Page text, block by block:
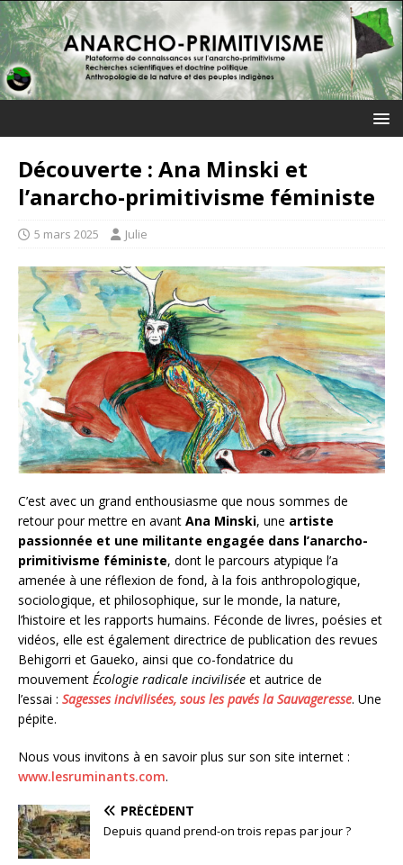
Découverte : Ana Minski et
l’anarcho-primitivisme féministe
5 mars 2025 Julie
C’est avec un grand enthousiasme que nous sommes de
retour pour mettre en avant Ana Minski, une artiste
passionnée et une militante engagée dans l’anarcho-
primitivisme féministe, dont le parcours atypique l’a
amenée à une réflexion de fond, à la fois anthropologique,
sociologique, et philosophique, sur le monde, la nature,
l’histoire et les rapports humains. Féconde de livres, poésies et
vidéos, elle est également directrice de publication des revues
Behigorri et Gaueko, ainsi que co-fondatrice du
mouvement Écologie radicale incivilisée et autrice de
l’essai : Sagesses incivilisées, sous les pavés la Sauvageresse. Une
pépite.
Nous vous invitons à en savoir plus sur son site internet :
www.lesruminants.com.
PRÉCÉDENT
Depuis quand prend-on trois repas par jour ?